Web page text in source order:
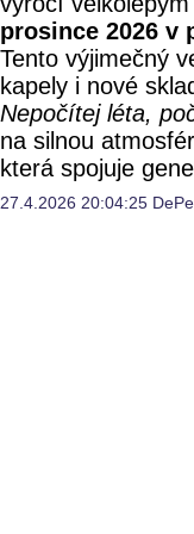
prosince 2026 v
Tento výjimečný
kapely i nové
Nepočítej léta,
na silnou
která spojuje
27.4.2026 20:04:25 DePe